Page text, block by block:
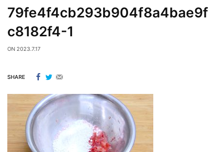
79fe4f4cb293b904f8a4bae9f
c8182f4-1
ON 2023.7.17
SHARE